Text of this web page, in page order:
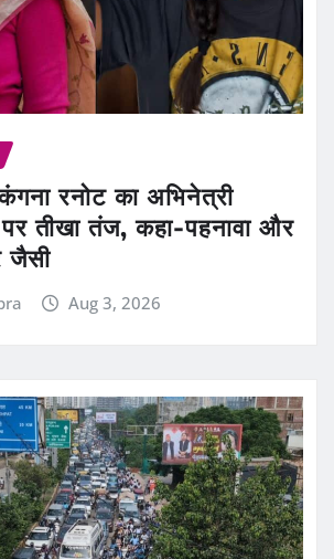
रनोट का अभिनेत्री
पर तीखा तंज, कहा-पहनावा और
जैसी
Aug 3, 2026